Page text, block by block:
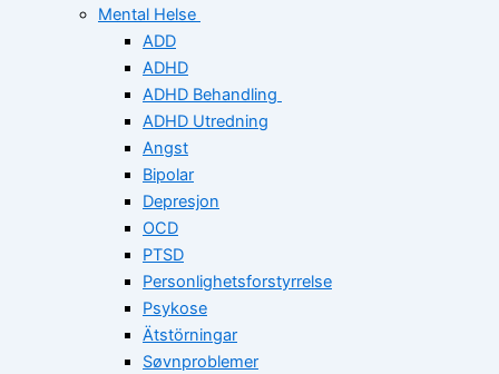
Mental Helse
ADD
ADHD
ADHD Behandling
ADHD Utredning
Angst
Bipolar
Depresjon
OCD
PTSD
Personlighetsforstyrrelse
Psykose
Ätstörningar
Søvnproblemer